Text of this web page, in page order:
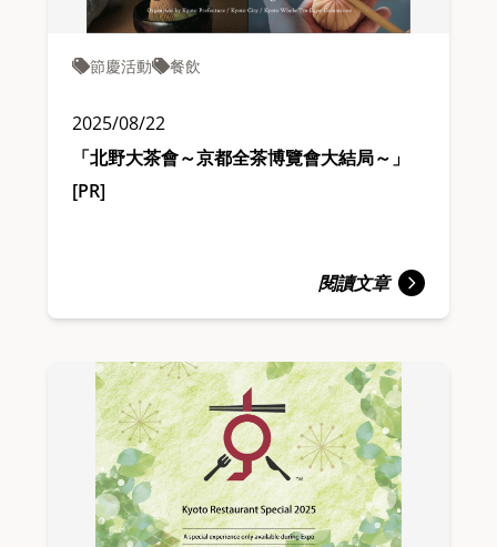
節慶活動 餐飲
2025/08/22
「北野大茶會～京都全茶博覽會大結局～」
[PR]
閱讀文章